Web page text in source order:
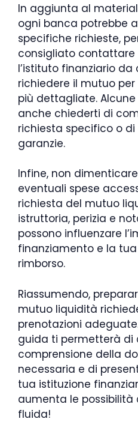
In aggiunta al
ogni banca potrebbe
specifiche richieste,
consigliato
l’istituto finanziario da
richiedere il mutuo
più dettagliate.
anche chiederti di
richiesta specifico o di
garanzie.
Infine, non
eventuali spese
richiesta del mutuo
istruttoria, perizia e
possono influenzare
finanziamento e la
rimborso.
Riassumendo,
mutuo liquidità
prenotazioni
guida ti permetterà di
comprensione della
necessaria e di
tua istituzione
aumenta le possibilità
fluida!